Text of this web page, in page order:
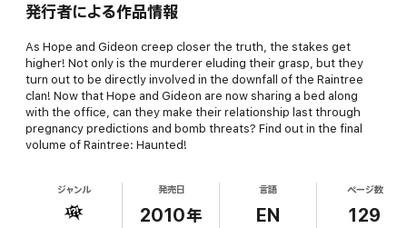
発行者による作品情報
As Hope and Gideon creep closer the truth, the stakes get
higher! Not only is the murderer eluding their grasp, but they
turn out to be directly involved in the downfall of the Raintree
clan! Now that Hope and Gideon are now sharing a bed along
with the office, can they make their relationship last through
pregnancy predictions and bomb threats? Find out in the final
volume of Raintree: Haunted!
ジャンル 発売日
2010年
言語
EN
ページ数
129